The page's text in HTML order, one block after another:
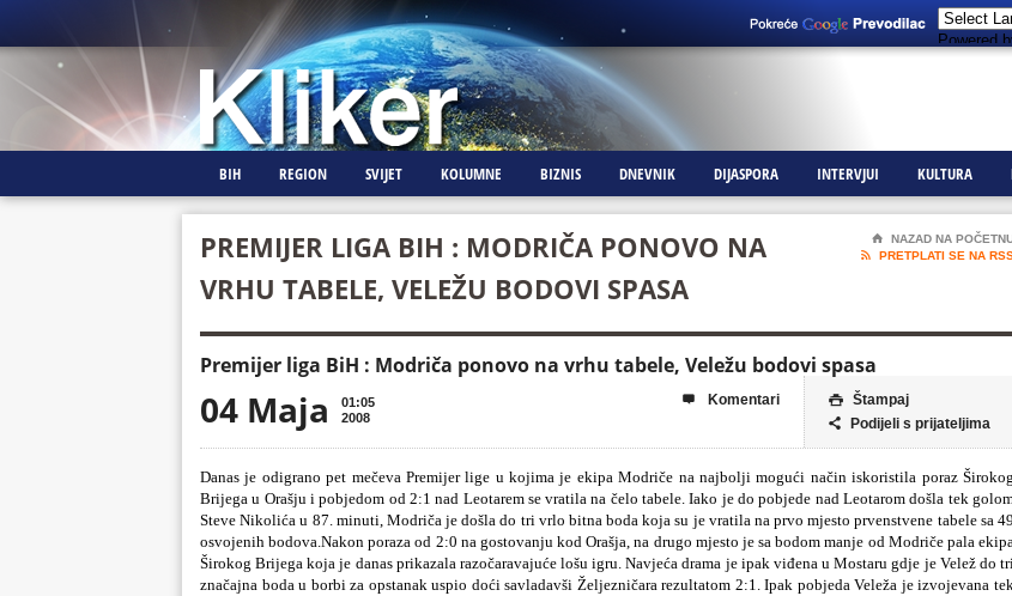
Powered
BIH REGION SVIJET KOLUMNE BIZNIS DNEVNIK DIJASPORA INTERVJUI KULTURA
PREMIJER LIGA BIH : MODRIČA PONOVO NA
VRHU TABELE, VELEŽU BODOVI SPASA
⌂
NAZAD NA

PRETPLATI SE NA
Premijer liga BiH : Modriča ponovo na vrhu tabele, Veležu bodovi spasa
04 Maja
01:05
2008
 Štampaj
 Podijeli s prijateljima
 Komentari
Danas je odigrano pet mečeva Premijer lige u kojima je ekipa Modriče na najbolji mogući način iskoristila poraz Širokog
Brijega u Orašju i pobjedom od 2:1 nad Leotarem se vratila na čelo tabele. Iako je do pobjede nad Leotarom došla tek
Steve Nikolića u 87. minuti, Modriča je došla do tri vrlo bitna boda koja su je vratila na prvo mjesto prvenstvene tabele sa 49
osvojenih bodova.Nakon poraza od 2:0 na gostovanju kod Orašja, na drugo mjesto je sa bodom manje od Modriče pala
Širokog Brijega koja je danas prikazala razočaravajuće lošu igru. Navjeća drama je ipak viđena u Mostaru gdje je Velež do
značajna boda u borbi za opstanak uspio doći savladavši Željezničara rezultatom 2:1. Ipak pobjeda Veleža je izvojevana